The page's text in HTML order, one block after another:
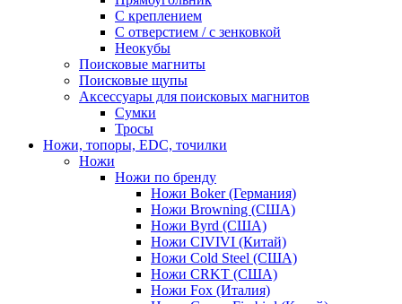
С креплением
С отверстием / с зенковкой
Неокубы
Поисковые магниты
Поисковые щупы
Аксессуары для поисковых магнитов
Сумки
Тросы
Ножи, топоры, EDC, точилки
Ножи
Ножи по бренду
Ножи Boker (Германия)
Ножи Browning (США)
Ножи Byrd (США)
Ножи CIVIVI (Китай)
Ножи Cold Steel (США)
Ножи CRKT (США)
Ножи Fox (Италия)